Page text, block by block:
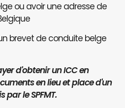
ou avoir une adresse de
brevet de conduite belge
d'obtenir un ICC en
en lieu et place d'un
le SPFMT.